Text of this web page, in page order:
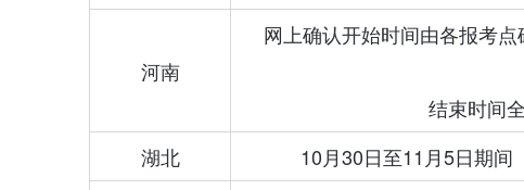
河南
网上确认开始时间由各报考
结束时间
湖北
10月30日至11月5日期间